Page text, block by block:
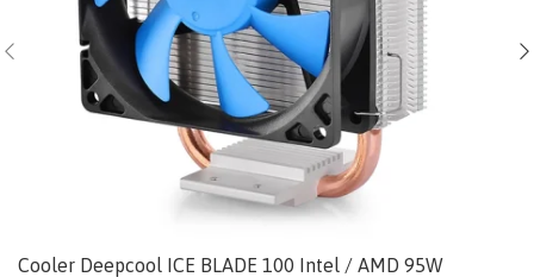
Cooler Deepcool ICE BLADE 100 Intel / AMD 95W